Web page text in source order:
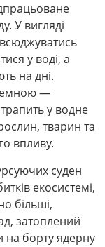
У вигляді
у воді, а
на дні.
—
у водне
тварин та
впливу.
суден
екосистемі,
більші,
затоплений
на борту ядерну